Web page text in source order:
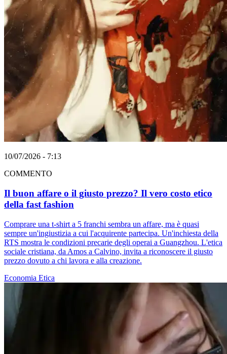
10/07/2026 - 7:13
COMMENTO
Il buon affare o il giusto prezzo? Il vero costo etico
della fast fashion
Comprare una t-shirt a 5 franchi sembra un affare, ma è quasi
sempre un'ingiustizia a cui l'acquirente partecipa. Un'inchiesta della
RTS mostra le condizioni precarie degli operai a Guangzhou. L'etica
sociale cristiana, da Amos a Calvino, invita a riconoscere il giusto
prezzo dovuto a chi lavora e alla creazione.
Economia Etica